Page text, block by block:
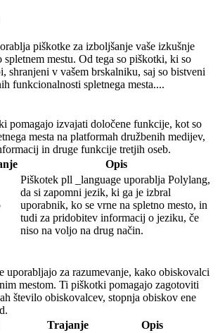
piškotke za izboljšanje vaše izkušnje
spletnem mestu. Od tega so piškotki, ki so
shranjeni v vašem brskalniku, saj so bistveni
funkcionalnosti spletnega mesta....
pomagajo izvajati določene funkcije, kot so
mesta na platformah družbenih medijev,
in druge funkcije tretjih oseb.
Opis
Piškotek pll _language uporablja Polylang,
da si zapomni jezik, ki ga je izbral
uporabnik, ko se vrne na spletno mesto, in
tudi za pridobitev informacij o jeziku, če
niso na voljo na drug način.
uporabljajo za razumevanje, kako obiskovalci
mestom. Ti piškotki pomagajo zagotoviti
število obiskovalcev, stopnja obiskov ene
Trajanje Opis